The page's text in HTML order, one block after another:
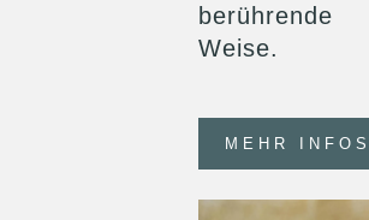
berührende
Weise.
MEHR INFOS